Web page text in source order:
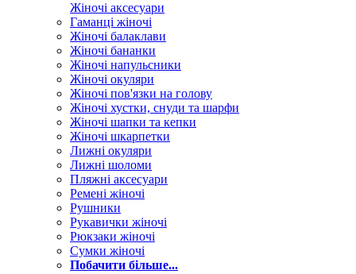
Жіночі аксесуари
Гаманці жіночі
Жіночі балаклави
Жіночі бананки
Жіночі напульсники
Жіночі окуляри
Жіночі пов'язки на голову
Жіночі хустки, снуди та шарфи
Жіночі шапки та кепки
Жіночі шкарпетки
Лижні окуляри
Лижні шоломи
Пляжні аксесуари
Ремені жіночі
Рушники
Рукавички жіночі
Рюкзаки жіночі
Сумки жіночі
Побачити більше...